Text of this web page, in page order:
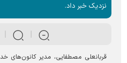
نزدیک خبر داد.
قربانعلی مصطفایی، مدیر کانون‌های